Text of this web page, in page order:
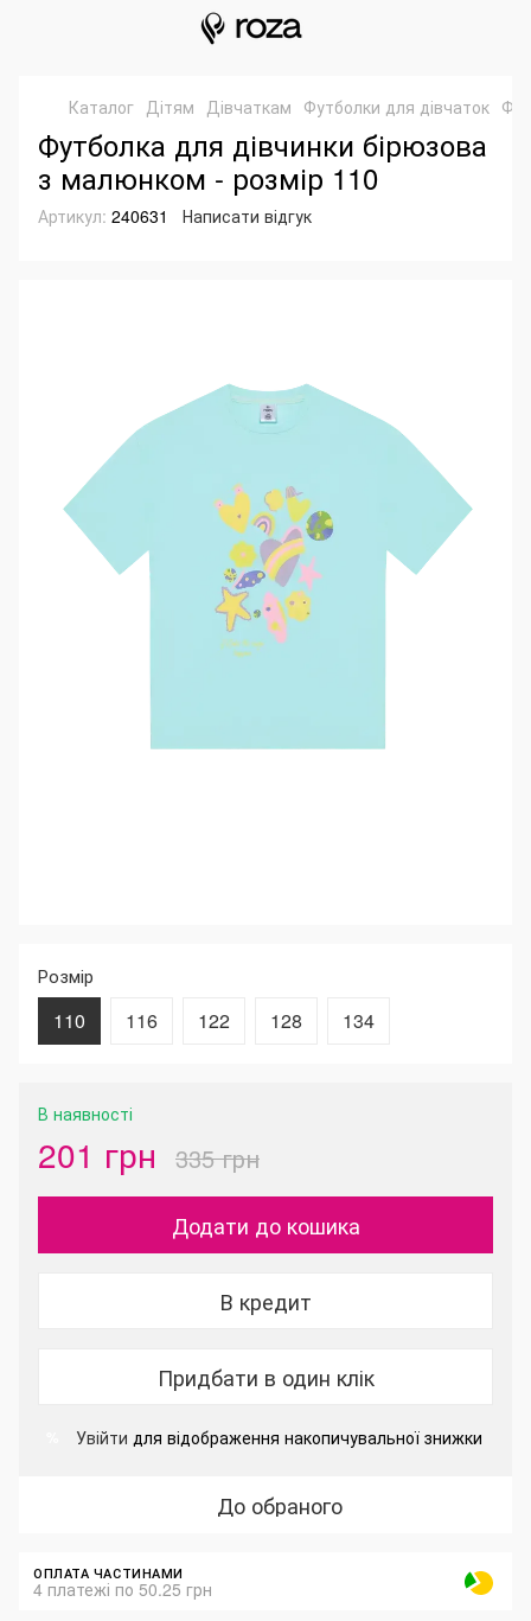
Каталог Дітям Дівчаткам Футболки для дівчаток
Футболка для дівчинки бірюзова
з малюнком - розмір 110
Артикул: 240631 Написати відгук
Розмір
110 116 122 128 134
В наявності
201 грн 335 грн
Додати до кошика
В кредит
Придбати в один клік
Увійти для відображення накопичувальної знижки
До обраного
ОПЛАТА ЧАСТИНАМИ
4 платежі по 50.25 грн